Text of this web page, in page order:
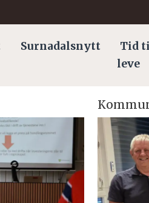
Surnadalsnytt
Tid
leve